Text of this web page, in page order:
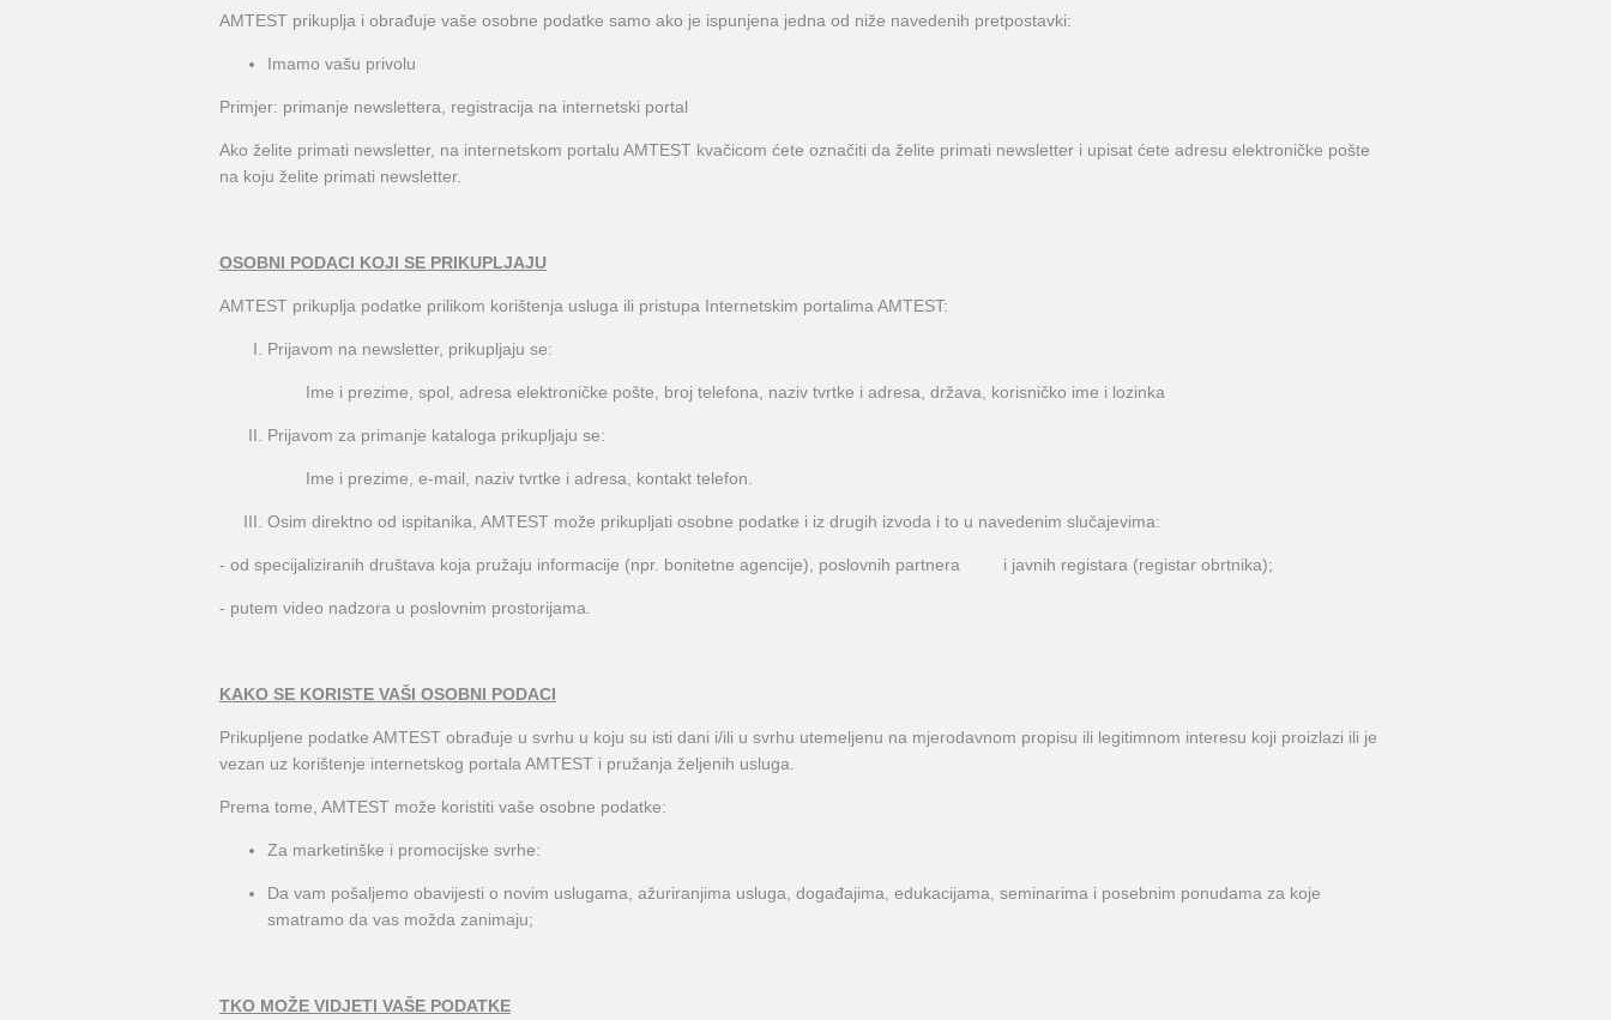
AMTEST prikuplja i obrađuje vaše osobne podatke samo ako je ispunjena jedna od niže navedenih pretpostavki:
Imamo vašu privolu
Primjer: primanje newslettera, registracija na internetski portal
Ako želite primati newsletter, na internetskom portalu AMTEST kvačicom ćete označiti da želite primati newsletter i upisat ćete adresu elektroničke pošte
na koju želite primati newsletter.
OSOBNI PODACI KOJI SE PRIKUPLJAJU
AMTEST prikuplja podatke prilikom korištenja usluga ili pristupa Internetskim portalima AMTEST:
Prijavom na newsletter, prikupljaju se:
Ime i prezime, spol, adresa elektroničke pošte, broj telefona, naziv tvrtke i adresa, država, korisničko ime i lozinka
Prijavom za primanje kataloga prikupljaju se:
Ime i prezime, e-mail, naziv tvrtke i adresa, kontakt telefon.
Osim direktno od ispitanika, AMTEST može prikupljati osobne podatke i iz drugih izvoda i to u navedenim slučajevima:
- od specijaliziranih društava koja pružaju informacije (npr. bonitetne agencije), poslovnih partnera i javnih registara (registar obrtnika);
- putem video nadzora u poslovnim prostorijama.
KAKO SE KORISTE VAŠI OSOBNI PODACI
Prikupljene podatke AMTEST obrađuje u svrhu u koju su isti dani i/ili u svrhu utemeljenu na mjerodavnom propisu ili legitimnom interesu koji proizlazi ili je
vezan uz korištenje internetskog portala AMTEST i pružanja željenih usluga.
Prema tome, AMTEST može koristiti vaše osobne podatke:
Za marketinške i promocijske svrhe:
Da vam pošaljemo obavijesti o novim uslugama, ažuriranjima usluga, događajima, edukacijama, seminarima i posebnim ponudama za koje
smatramo da vas možda zanimaju;
TKO MOŽE VIDJETI VAŠE PODATKE